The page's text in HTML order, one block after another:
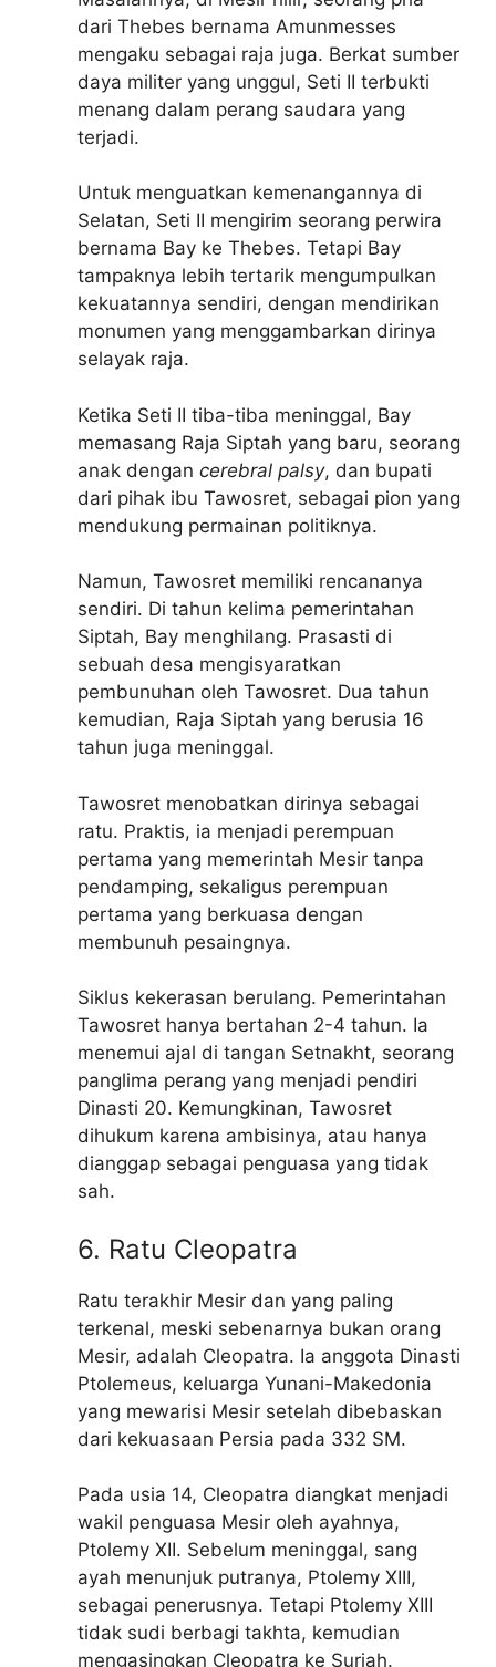
dari Thebes bernama Amunmesses
mengaku sebagai raja juga. Berkat sumber
daya militer yang unggul, Seti II terbukti
menang dalam perang saudara yang
terjadi.
Untuk menguatkan kemenangannya di
Selatan, Seti II mengirim seorang perwira
bernama Bay ke Thebes. Tetapi Bay
tampaknya lebih tertarik mengumpulkan
kekuatannya sendiri, dengan mendirikan
monumen yang menggambarkan dirinya
selayak raja.
Ketika Seti II tiba-tiba meninggal, Bay
memasang Raja Siptah yang baru, seorang
anak dengan cerebral palsy, dan bupati
dari pihak ibu Tawosret, sebagai pion yang
mendukung permainan politiknya.
Namun, Tawosret memiliki rencananya
sendiri. Di tahun kelima pemerintahan
Siptah, Bay menghilang. Prasasti di
sebuah desa mengisyaratkan
pembunuhan oleh Tawosret. Dua tahun
kemudian, Raja Siptah yang berusia 16
tahun juga meninggal.
Tawosret menobatkan dirinya sebagai
ratu. Praktis, ia menjadi perempuan
pertama yang memerintah Mesir tanpa
pendamping, sekaligus perempuan
pertama yang berkuasa dengan
membunuh pesaingnya.
Siklus kekerasan berulang. Pemerintahan
Tawosret hanya bertahan 2-4 tahun. Ia
menemui ajal di tangan Setnakht, seorang
panglima perang yang menjadi pendiri
Dinasti 20. Kemungkinan, Tawosret
dihukum karena ambisinya, atau hanya
dianggap sebagai penguasa yang tidak
sah.
6. Ratu Cleopatra
Ratu terakhir Mesir dan yang paling
terkenal, meski sebenarnya bukan orang
Mesir, adalah Cleopatra. Ia anggota Dinasti
Ptolemeus, keluarga Yunani-Makedonia
yang mewarisi Mesir setelah dibebaskan
dari kekuasaan Persia pada 332 SM.
Pada usia 14, Cleopatra diangkat menjadi
wakil penguasa Mesir oleh ayahnya,
Ptolemy XII. Sebelum meninggal, sang
ayah menunjuk putranya, Ptolemy XIII,
sebagai penerusnya. Tetapi Ptolemy XIII
tidak sudi berbagi takhta, kemudian
mengasingkan Cleopatra ke Suriah.